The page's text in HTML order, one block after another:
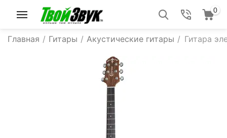
0
Главная / Гитары / Акустические гитары / Гитара